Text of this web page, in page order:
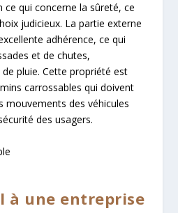
ce qui concerne la sûreté, ce
judicieux. La partie externe
adhérence, ce qui
et de chutes,
pluie. Cette propriété est
carrossables qui doivent
mouvements des véhicules
des usagers.
à une entreprise